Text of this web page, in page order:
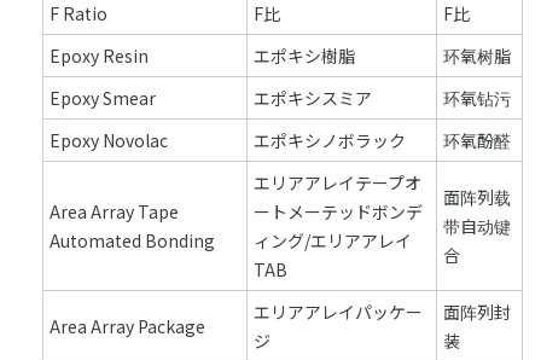
F Ratio F比
F比
Epoxy Resin
エポキシ樹脂
环氧树脂
Epoxy Smear
エポキシスミア
环氧钻污
Epoxy Novolac
エポキシノボラック 环氧酚醛
Area Array Tape
Automated Bonding
エリアアレイテープオ
ートメーテッドボンデ
ィング/エリアアレイ
TAB
面阵列载
带自动键
合
Area Array Package
エリアアレイパッケー
ジ
面阵列封
装